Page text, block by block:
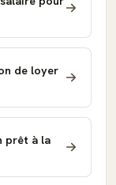
de loyer
prêt à la